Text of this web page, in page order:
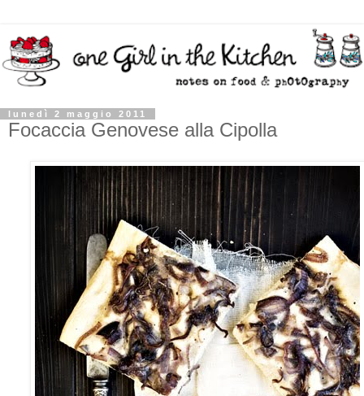
lunedì 2 maggio 2011
Focaccia Genovese alla Cipolla